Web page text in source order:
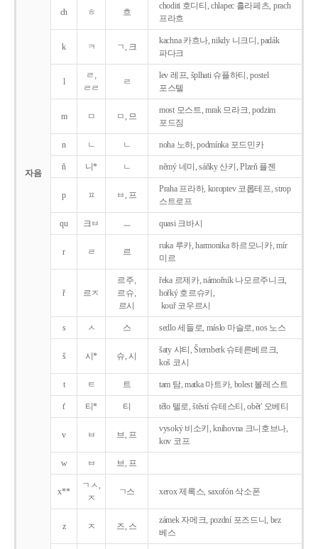
자음
ch ㅎ 흐
choditi 호디티, chlapec 흘라페츠, prach
프라흐
k ㅋ ㄱ, 크
kachna 카흐나, nikdy 니크디, padák
파다크
l
ㄹ,
ㄹㄹ
ㄹ
lev 레프, šplhati 슈플하티, postel
포스텔
m ㅁ ㅁ, 므
most 모스트, mrak 므라크, podzim
포드짐
n ㄴ ㄴ noha 노하, podmínka 포드민카
ň 니* ㄴ němý 네미, sáňky 산키, Plzeň 플젠
p ㅍ ㅂ, 프
Praha 프라하, koroptev 코롭테프, strop
스트로프
qu 크ㅂ ㅡ quasi 크바시
r ㄹ 르
ruka 루카, harmonika 하르모니카, mír
미르
ř 르ㅈ
르주,
르슈,
르시
řeka 르제카, námořník 나모르주니크,
hořký 호르슈키,
kouř 코우르시
s ㅅ 스 sedlo 세들로, máslo 마슬로, nos 노스
š 시* 슈, 시
šaty 샤티, Šternberk 슈테른베르크,
koš 코시
t ㅌ 트 tam 탐, matka 마트카, bolest 볼레스트
t' 티* 티 tělo 텔로, štěstí 슈테스티, obět' 오베티
v ㅂ 브, 프
vysoký 비소키, knihovna 크니호브나,
kov 코프
w ㅂ 브, 프
x**
ㄱㅅ,
ㅈ
ㄱ스 xerox 제록스, saxofón 삭소폰
z ㅈ 즈, 스
zámek 자메크, pozdní 포즈드니, bez
베스